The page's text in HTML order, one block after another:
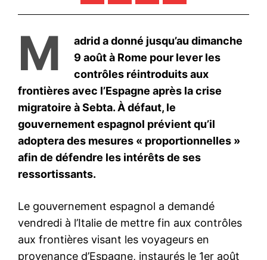
du 27ᵉ anniversaire de la
disparition de Feu Roi Hassan
2 October 2025
In "Famille Royale"